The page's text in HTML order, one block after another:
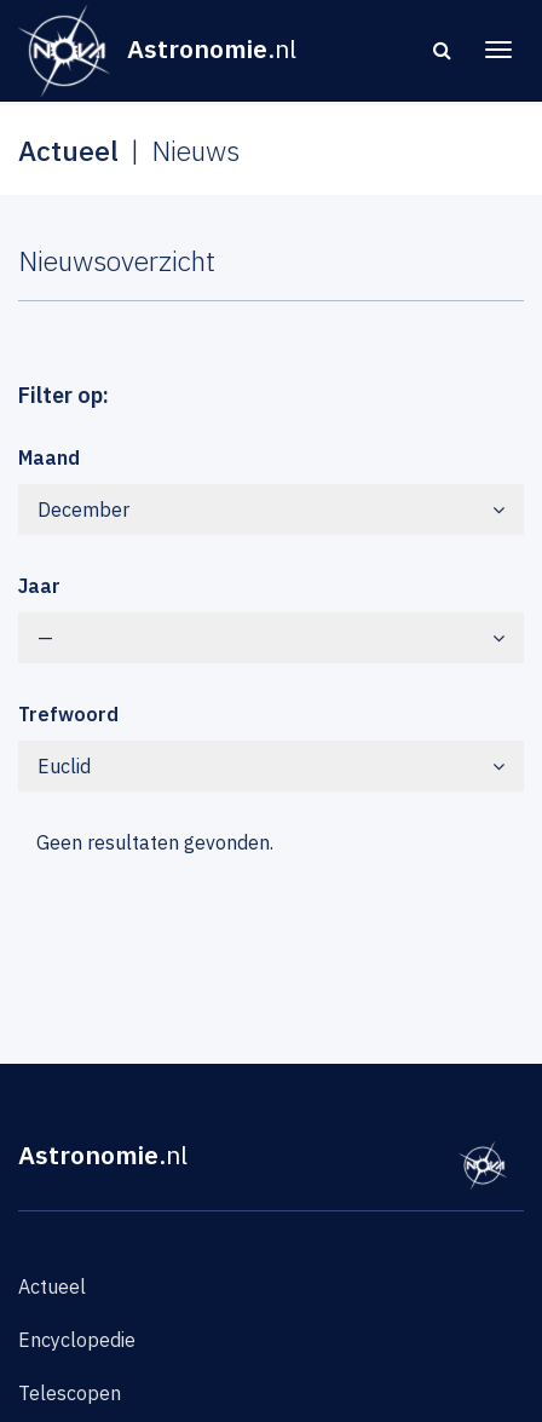
Astronomie.nl
Actueel Nieuws
Nieuwsoverzicht
Filter op:
Maand
December
Jaar
—
Trefwoord
Euclid
Geen resultaten gevonden.
Astronomie.nl
Actueel
Encyclopedie
Telescopen